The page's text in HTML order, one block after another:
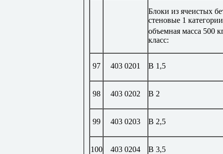
Блоки из ячеистых
стеновые 1
объемная масса 500
класс:
97 403 0201 В 1,5
98 403 0202 В 2
99 403 0203 В 2,5
100 403 0204 В 3,5